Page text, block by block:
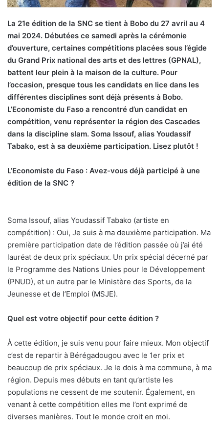
La 21e édition de la SNC se tient à Bobo du 27 avril au 4
mai 2024. Débutées ce samedi après la cérémonie
d’ouverture, certaines compétitions placées sous l’égide
du Grand Prix national des arts et des lettres (GPNAL),
battent leur plein à la maison de la culture. Pour
l’occasion, presque tous les candidats en lice dans les
différentes disciplines sont déjà présents à Bobo.
L’Economiste du Faso a rencontré d’un candidat en
compétition, venu représenter la région des Cascades
dans la discipline slam. Soma Issouf, alias Youdassif
Tabako, est à sa deuxième participation. Lisez plutôt !
L’Economiste du Faso : Avez-vous déjà participé à une
édition de la SNC ?
Soma Issouf, alias Youdassif Tabako (artiste en
compétition) : Oui, Je suis à ma deuxième participation. Ma
première participation date de l’édition passée où j’ai été
lauréat de deux prix spéciaux. Un prix spécial décerné par
le Programme des Nations Unies pour le Développement
(PNUD), et un autre par le Ministère des Sports, de la
Jeunesse et de l’Emploi (MSJE).
Quel est votre objectif pour cette édition ?
À cette édition, je suis venu pour faire mieux. Mon objectif
c’est de repartir à Bérégadougou avec le 1er prix et
beaucoup de prix spéciaux. Je le dois à ma commune, à ma
région. Depuis mes débuts en tant qu’artiste les
populations ne cessent de me soutenir. Également, en
venant à cette compétition elles me l’ont exprimé de
diverses manières. Tout le monde croit en moi.